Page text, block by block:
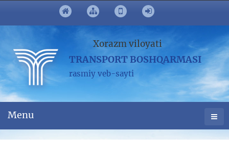
Xorazm viloyati
TRANSPORT BOSHQARMASI
rasmiy veb-sayti
Menu